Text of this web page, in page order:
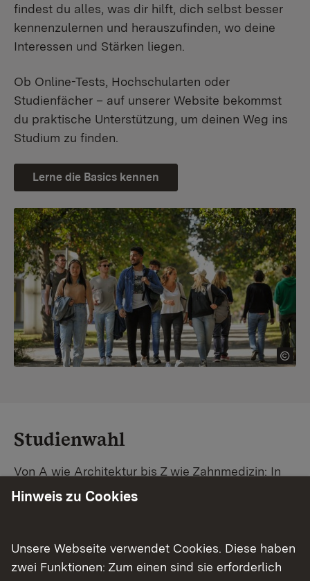
findest du alles, was dir hilft, dich selbst besser
kennenzulernen und herauszufinden, wo deine
Interessen und Stärken liegen.
Ob Online-Tests, Hochschularten oder
Studienfächer – auf unserer Website bekommst
du praktische Unterstützung, um deinen Weg ins
Studium zu finden.
Lerne die Basics kennen
Studienwahl
Von A wie Architektur bis Z wie Zahnmedizin: In
Baden-Württemberg warten unzählige
Studiengangsuche schnell den passenden
Studienplatz. Außerdem gibt's eine Schritt-für-
Hinweis zu Cookies
Unsere Webseite verwendet Cookies. Diese haben
zwei Funktionen: Zum einen sind sie erforderlich